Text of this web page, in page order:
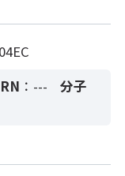
：---
分子